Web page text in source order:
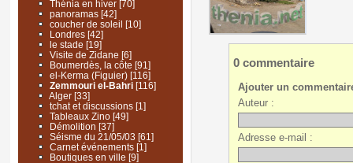
Thénia en hiver[70]
panoramas[42]
coucher de soleil [10]
Londres[42]
le stade [19]
Visite de Zidane [6]
Boumerdès, la côte [91]
el-Kerma (Figuier)[116]
Zemmouri el-Bahri[116]
Alger[33]
tchat et discussions[1]
Tableaux Zino[49]
Démolition [37]
Séisme du 21/05/03 [61]
Carnet événements[1]
Boutiques en ville [9]
0 commentaire
Ajouter un
Auteur :
Adresse e-mail :